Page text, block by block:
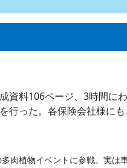
料106ページ、3時間
行った。各保険会社様に
肉植物イベントに参戦。実